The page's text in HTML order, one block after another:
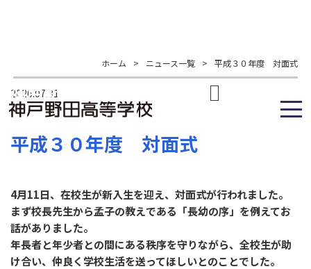
ホーム > ニュース一覧 > 平成３０年度 対面式
2026.07.31
平成３０年度 対面式
4月11日、在校生が新入生を迎え、対面式が行われました。
まず校長先生から孟子の教えである「長幼の序」を例えてお
話がありました。
年長者と年少者との間にある秩序を守りながら、全校生が助
け合い、仲良く学校生活を送ってほしいとのことでした。